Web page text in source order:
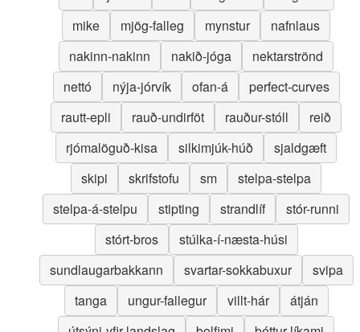
mike
mjög-falleg mynstur
nafnlaus
nakinn-nakinn
nakið-jóga
nektarströnd
nettó
nýja-jórvík ofan-á
perfect-curves
rautt-epli
rauð-undirföt rauður-stóll
reið
rjómalöguð-kisa
silkimjúk-húð
sjaldgæft
skipi
skrifstofu sm
stelpa-stelpa
stelpa-á-stelpu
stipting strandlíf
stór-runni
stórt-bros
stúlka-í-næsta-húsi
sundlaugarbakkann
svartar-sokkabuxur
svipa
tanga
ungur-fallegur villt-hár
átján